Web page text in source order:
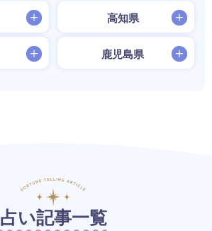
高知県
鹿児島県
占い記事一覧